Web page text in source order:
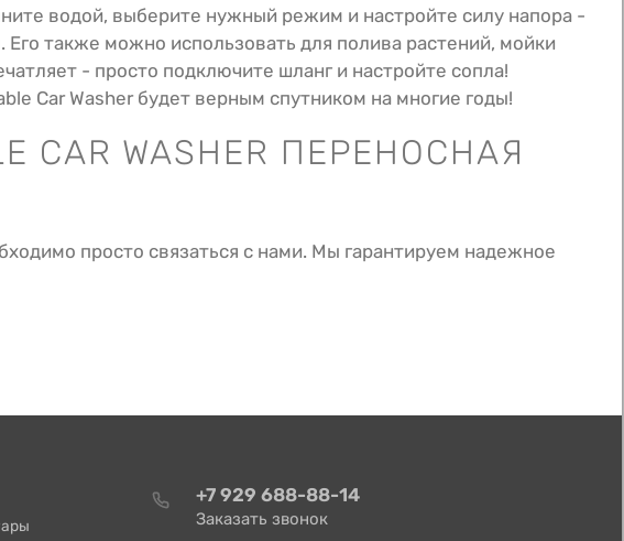
водой, выберите нужный режим и настройте силу напора -
также можно использовать для полива растений, мойки
- просто подключите шланг и настройте сопла!
Car Washer будет верным спутником на многие годы!
CAR WASHER ПЕРЕНОСНАЯ
просто связаться с нами. Мы гарантируем надежное
+7 929 688-88-14
Заказать звонок